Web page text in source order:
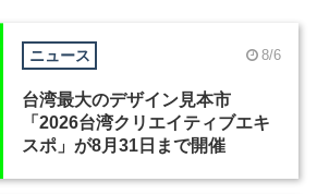
ニュース 8/6
台湾最大のデザイン見本市
「2026台湾クリエイティブエキ
スポ」が8月31日まで開催